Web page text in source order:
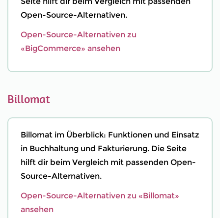
Open-Source-Alternativen.
Open-Source-Alternativen zu
«BigCommerce» ansehen
Billomat
Billomat im Überblick: Funktionen und Einsatz
in Buchhaltung und Fakturierung. Die Seite
hilft dir beim Vergleich mit passenden Open-
Source-Alternativen.
Open-Source-Alternativen zu «Billomat»
ansehen